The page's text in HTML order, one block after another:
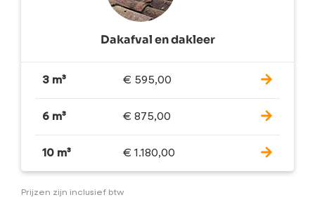
Dakafval en dakleer
3 m³ € 595,00
6 m³ € 875,00
10 m³ € 1.180,00
Prijzen zijn inclusief btw